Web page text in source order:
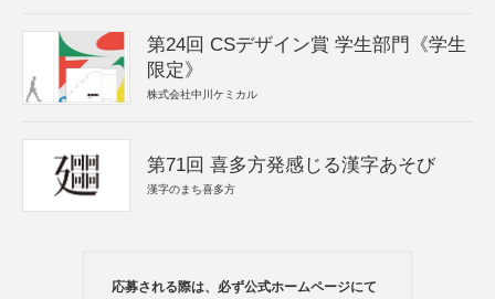
第24回 CSデザイン賞 学生部門《学生
限定》
株式会社中川ケミカル
第71回 喜多方発感じる漢字あそび
漢字のまち喜多方
応募される際は、必ず公式ホームページにて